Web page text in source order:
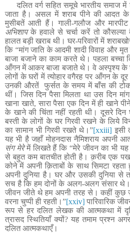
दलित वर्ग सहित समूचे भारतीय समाज में
जाता है। असल में शराब पीने की आदत के
मुसीबतें आती हैं। गाली-गलौज और
अभिशापके हवाले से चर्चा करें तो कौसल्या
हालत बड़ी खराब थी। घर-परिवारों में
कि “मांग जाति के आदमी शादी विवाह और
बाजा बजाने का काम करते थे। पहला बच्चा
आँगन में आकर बाजा बजाते थे। वे अस्पृश्य के
लोगों के घरों में त्योहार वगैरह पर आँगन के
उनकी औरतें फुर्सत के समय में बाँस की
थीं। जिस दिन पैसा मिलता था उस दिन
खाना खाते, सारा पैसा एक दिन में ही खाने
के खाने की चिंता नहीं रहती थी। दूसरे
बस्ती के लोगों के घर गिरवी रखने के लिये
का सामान भी गिरवी रखते थे।”[xxiii] इसी
यह भी है जहाँ मोहनदास नैमिशराय अपनी
संग मेरेमें लिखते हैं कि “मेरे जीवन का भी यह
से बहुत कम बातचीत होती है। क़रीब एक
कोने में अपनी क़िताबों के साथ सिमटा रहता
अपनी दुनिया है। घर और उसकी दुनिया से
सच है कि हम दोनों के अलग-अलग संसार
जीवन जीते थे हम अपनी तरह से। कहीं कुछ
वरना चुप्पी ही रहती।”[xxiv] पारिवारिक
रूप से हर दलित लेखक की आत्मकथा में
त्रासद स्थितियाँ क्यों? यह तमाम प्रश्न
दलित आत्मकथाएँ।